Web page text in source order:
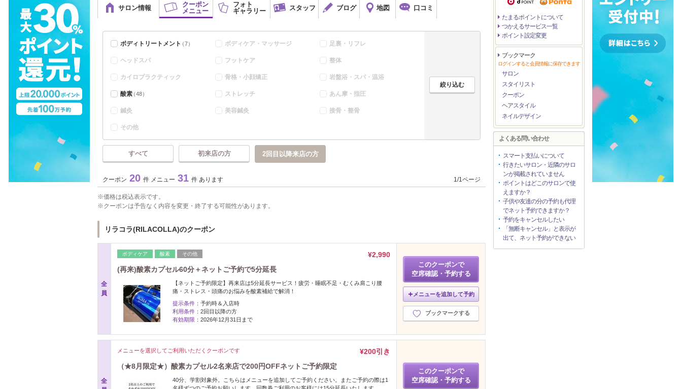
サロン情報
クーポン
メニュー
フォト
ギャラリー
スタッフ ブログ 地図 口コミ
ボディトリートメント（7） ボディケア・マッサージ 足裏・リフレ
ヘッドスパ フットケア 整体
カイロプラクティック 骨格・小顔矯正 岩盤浴・スパ・温浴
酸素（48） ストレッチ あん摩・指圧
鍼灸 美容鍼灸 接骨・整骨
その他
すべて 初来店の方 2回目以降来店の方
クーポン 20 件 メニュー 31 件 あります 1/1ページ
価格は税込表示です。
クーポンは予告なく内容を変更・終了する可能性があります。
リラコラ(RILACOLLA)のクーポン
全
員
ボディケア 酸素 その他
¥2,990
(再来)酸素カプセル60分＋ネットご予約で5分延長
【ネットご予約限定】再来店は5分延長サービス！疲労・睡眠不足・むくみ肩こり腰
痛・ストレス・頭痛のお悩みを酸素補給で解消！
提示条件： 予約時＆入店時
利用条件： 2回目以降の方
有効期限： 2026年12月31日まで
このクーポンで
空席確認・予約する
メニューを追加して予約
ブックマークする
全
メニューを選択してご利用いただくクーポンです
¥200引き
（★8月限定★）酸素カプセル2名来店で200円OFFネットご予約限定
40分、学割対象外。こちらはメニューを追加してご予約ください。またご予約の際は1
このクーポンで
空席確認・予約する
たまるポイントについて
つかえるサービス一覧
ポイント設定変更
ブックマーク
ログインすると会員情報に保存できます
サロン
スタイリスト
クーポン
ヘアスタイル
ネイルデザイン
よくある問い合わせ
スマート支払いについて
行きたいサロン・近隣のサロ
ンが掲載されていません
ポイントはどこのサロンで使
えますか？
子供や友達の分の予約も代理
でネット予約できますか？
予約をキャンセルしたい
「無断キャンセル」と表示が
出て、ネット予約ができない